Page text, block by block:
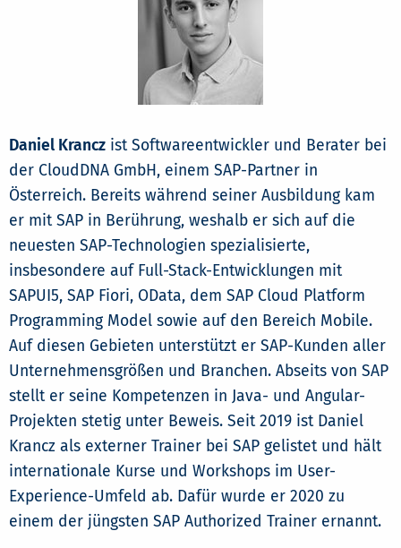
Daniel Krancz ist Softwareentwickler und Berater bei
der CloudDNA GmbH, einem SAP-Partner in
Österreich. Bereits während seiner Ausbildung kam
er mit SAP in Berührung, weshalb er sich auf die
neuesten SAP-Technologien spezialisierte,
insbesondere auf Full-Stack-Entwicklungen mit
SAPUI5, SAP Fiori, OData, dem SAP Cloud Platform
Programming Model sowie auf den Bereich Mobile.
Auf diesen Gebieten unterstützt er SAP-Kunden aller
Unternehmensgrößen und Branchen. Abseits von SAP
stellt er seine Kompetenzen in Java- und Angular-
Projekten stetig unter Beweis. Seit 2019 ist Daniel
Krancz als externer Trainer bei SAP gelistet und hält
internationale Kurse und Workshops im User-
Experience-Umfeld ab. Dafür wurde er 2020 zu
einem der jüngsten SAP Authorized Trainer ernannt.